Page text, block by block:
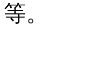
等。